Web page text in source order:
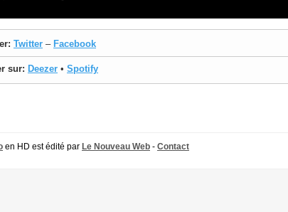
Twitter – Facebook
sur: Deezer • Spotify
en HD est édité par Le Nouveau Web - Contact